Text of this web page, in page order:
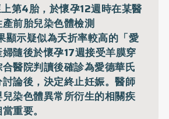
第4胎，於懷孕12週時在某醫
前胎兒染色體檢測
顯示疑似為夭折率較高的「愛
隨後於懷孕17週接受羊膜穿
醫院判讀後確診為愛德華氏
論後，決定終止妊娠。醫師
染色體異常所衍生的相關疾
重要。